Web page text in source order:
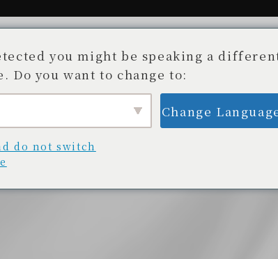
發故事 商店清單
部落格/新聞
部落格/更新
Beauty
美容顧問
you might be speaking a
Do you want to change to:
Change
do not switch